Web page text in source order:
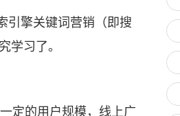
擎关键词营销（即搜
学习了。
定的用户规模，线上广